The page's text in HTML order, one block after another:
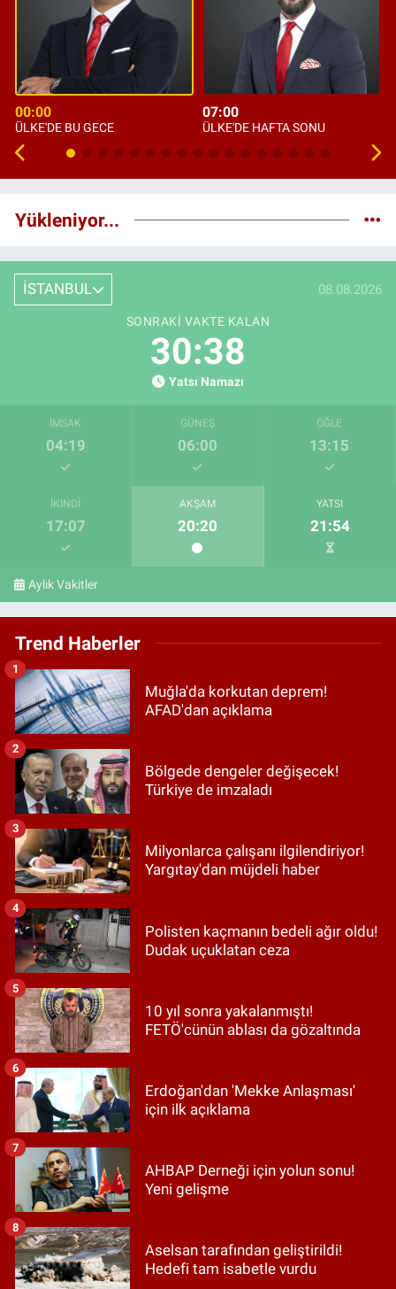
00:00
ÜLKE'DE BU GECE
07:00
ÜLKE'DE HAFTA SONU
Yükleniyor...
İSTANBUL 08.08.2026
SONRAKI VAKTE KALAN
30:37
Yatsı Namazı
İMSAK
04:19
GÜNEŞ
06:00
ÖĞLE
13:15
İKINDI
17:07
AKŞAM
20:20
YATSI
21:54
Aylık Vakitler
Trend Haberler
Muğla'da korkutan deprem!
AFAD'dan açıklama
1
Bölgede dengeler değişecek!
Türkiye de imzaladı
2
Milyonlarca çalışanı ilgilendiriyor!
Yargıtay'dan müjdeli haber
3
Polisten kaçmanın bedeli ağır oldu!
Dudak uçuklatan ceza
4
10 yıl sonra yakalanmıştı!
FETÖ'cünün ablası da gözaltında
5
Erdoğan'dan 'Mekke Anlaşması'
için ilk açıklama
6
AHBAP Derneği için yolun sonu!
Yeni gelişme
7
Aselsan tarafından geliştirildi!
Hedefi tam isabetle vurdu
8